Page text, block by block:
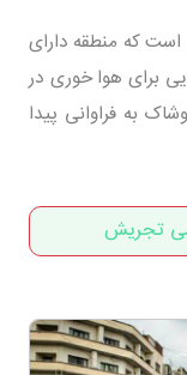
است که منطقه دارای
برای هوا خوری در
به فراوانی پیدا
تجریش